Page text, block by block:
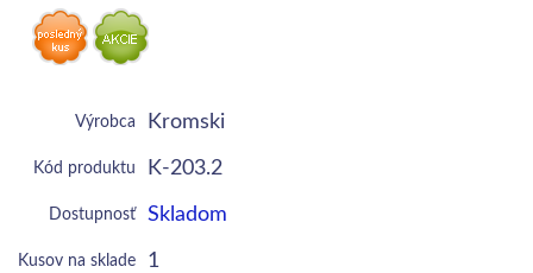
Výrobca Kromski
Kód produktu K-203.2
Dostupnosť Skladom
Kusov na sklade 1